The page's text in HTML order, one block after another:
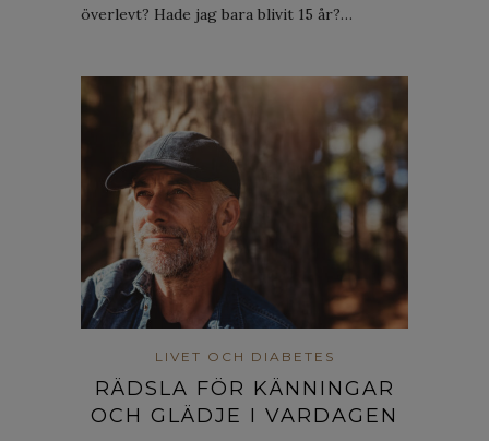
överlevt? Hade jag bara blivit 15 år?…
LIVET OCH DIABETES
RÄDSLA FÖR KÄNNINGAR
OCH GLÄDJE I VARDAGEN